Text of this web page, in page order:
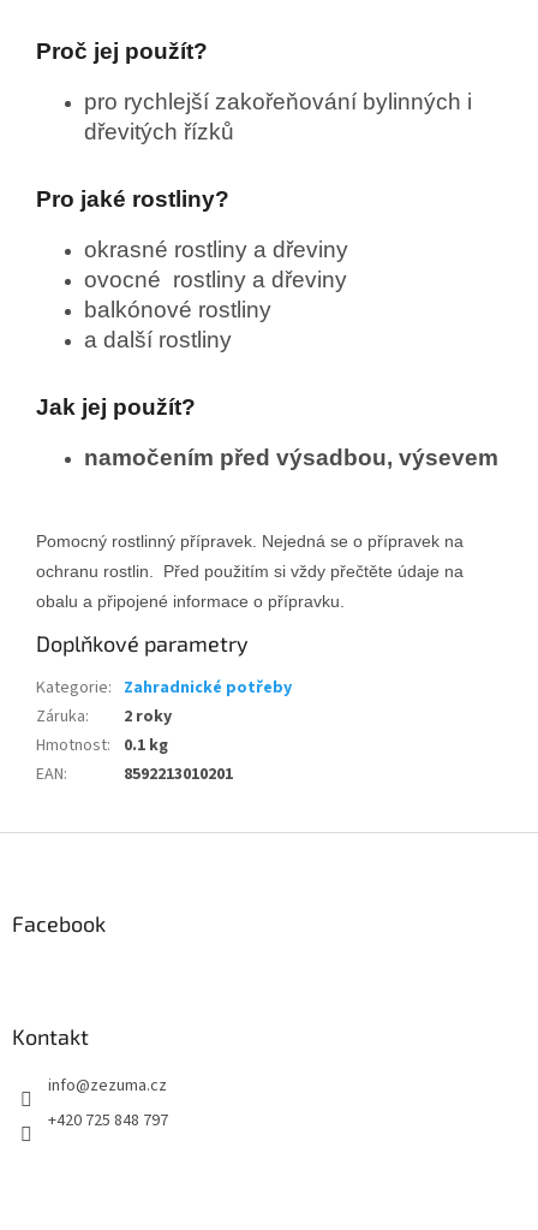
Proč jej použít?
pro rychlejší zakořeňování bylinných i
dřevitých řízků
Pro jaké rostliny?
okrasné rostliny a dřeviny
ovocné rostliny a dřeviny
balkónové rostliny
a další rostliny
Jak jej použít?
namočením před výsadbou, výsevem
Pomocný rostlinný přípravek. Nejedná se o přípravek na
ochranu rostlin. Před použitím si vždy přečtěte údaje na
obalu a připojené informace o přípravku.
Doplňkové parametry
Kategorie: Zahradnické potřeby
Záruka:
2 roky
Hmotnost:
0.1 kg
EAN: 8592213010201
Facebook
Kontakt
info@zezuma.cz
+420 725 848 797